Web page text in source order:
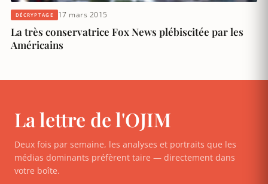
DÉCRYPTAGE 17 mars 2015
La très conservatrice Fox News plébiscitée par les
Américains
La lettre de l'OJIM
Deux fois par semaine, les analyses et portraits que les
médias dominants préfèrent taire — directement dans
votre boîte.